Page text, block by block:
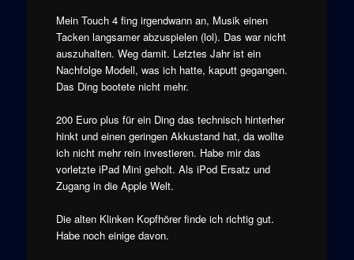
Mein Touch 4 fing irgendwann an, Musik einen
Tacken langsamer abzuspielen (lol). Das war nicht
auszuhalten. Weg damit. Letztes Jahr ist ein
Nachfolge Modell, was ich hatte, kaputt gegangen.
Das Ding bootete nicht mehr.
200 Euro plus für ein Ding das technisch hinterher
hinkt und einen geringen Akkustand hat, da wollte
ich nicht mehr rein investieren. Habe mir das
vorletzte iPad Mini geholt. Als iPod Ersatz und
Zugang in die Apple Welt.
Die alten Klinken Kopfhörer finde ich richtig gut.
Habe noch einige davon.